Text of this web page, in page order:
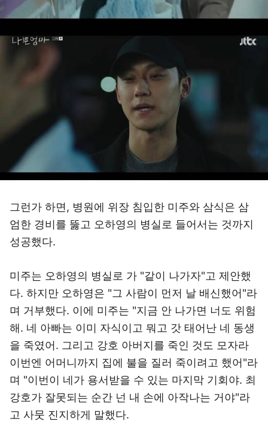
그런가 하면, 병원에 위장 침입한 미주와 삼식은 삼
엄한 경비를 뚫고 오하영의 병실로 들어서는 것까지
성공했다.
미주는 오하영의 병실로 가 "같이 나가자"고 제안했
다. 하지만 오하영은 "그 사람이 먼저 날 배신했어"라
며 거부했다. 이에 미주는 "지금 안 나가면 너도 위험
해. 네 아빠는 이미 자식이고 뭐고 갓 태어난 네 동생
을 죽였어. 그리고 강호 아버지를 죽인 것도 모자라
이번엔 어머니까지 집에 불을 질러 죽이려고 했어"라
며 "이번이 네가 용서받을 수 있는 마지막 기회야. 최
강호가 잘못되는 순간 넌 내 손에 아작나는 거야"라
고 사뭇 진지하게 말했다.